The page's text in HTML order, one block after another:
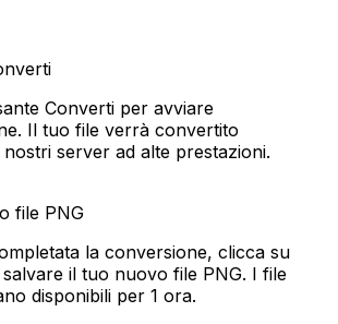
Converti per avviare
Il tuo file verrà convertito
server ad alte prestazioni.
file PNG
la conversione, clicca su
il tuo nuovo file PNG. I file
disponibili per 1 ora.